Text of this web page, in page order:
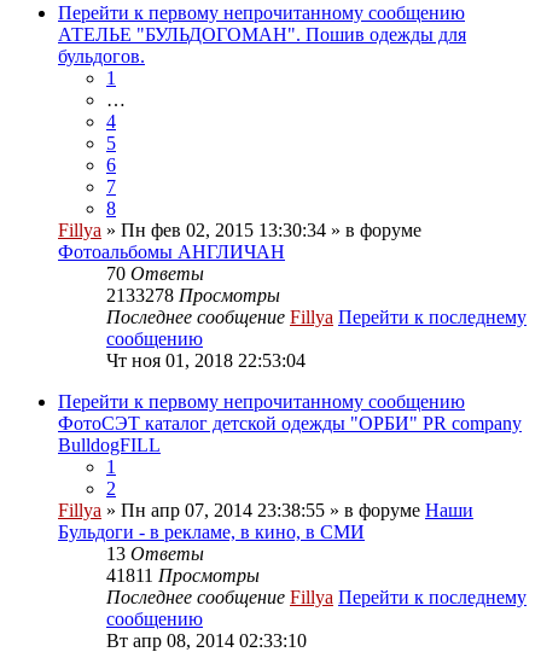
Перейти к первому непрочитанному сообщению
АТЕЛЬЕ "БУЛЬДОГОМАН". Пошив одежды для
бульдогов.
1
…
4
5
6
7
8
Fillya » Пн фев 02, 2015 13:30:34 » в форуме
Фотоальбомы АНГЛИЧАН
70 Ответы
2133278 Просмотры
Последнее сообщение Fillya Перейти к последнему
сообщению
Чт ноя 01, 2018 22:53:04
Перейти к первому непрочитанному сообщению
ФотоСЭТ каталог детской одежды "ОРБИ" PR company
BulldogFILL
1
2
Fillya » Пн апр 07, 2014 23:38:55 » в форуме Наши
Бульдоги - в рекламе, в кино, в СМИ
13 Ответы
41811 Просмотры
Последнее сообщение Fillya Перейти к последнему
сообщению
Вт апр 08, 2014 02:33:10